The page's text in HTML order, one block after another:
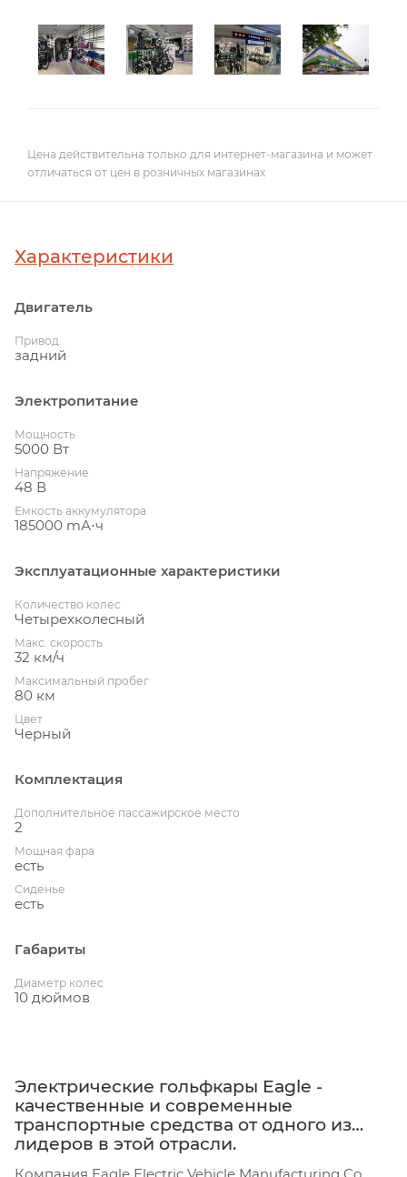
Цена действительна только для интернет-магазина и может
отличаться от цен в розничных магазинах
Характеристики
Двигатель
Привод
задний
Электропитание
Мощность
5000 Вт
Напряжение
48 В
Емкость аккумулятора
185000 mА⋅ч
Эксплуатационные характеристики
Количество колес
Четырехколесный
Макс. скорость
32 км/ч
Максимальный пробег
80 км
Цвет
Черный
Комплектация
Дополнительное пассажирское место
2
Мощная фара
есть
Сиденье
есть
Габариты
Диаметр колес
10 дюймов
Электрические гольфкары Eagle -
качественные и современные
транспортные средства от одного из
лидеров в этой отрасли.
Компания Eagle Electric Vehicle Manufacturing Co.,